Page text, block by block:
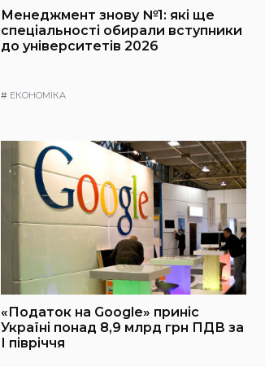
Менеджмент знову №1: які ще
спеціальності обирали вступники
до університетів 2026
# ЕКОНОМІКА
«Податок на Google» приніс
Україні понад 8,9 млрд грн ПДВ за
І півріччя